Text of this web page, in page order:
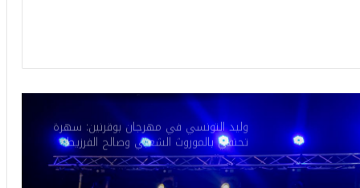
الدولي: أكثر من 100 كمان وعوامرية علية
وليد التونسي في مهرجان بوقرنين: سهرة
تحتفي بالموروث الشعبي وصالح الفرزيط
في البال